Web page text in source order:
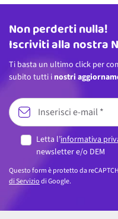
Indirizzo email
Non perderti nulla!
Iscriviti alla nostra
Ti basta un ultimo click per
subito tutti i nostri
Letta l’informativa
newsletter e/o DEM
Questo form è protetto da
di Serviziodi Google.